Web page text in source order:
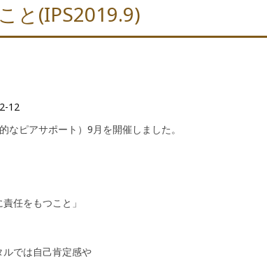
と(IPS2019.9)
12
なピアサポート）9月を開催しました。
責任をもつこと」
ルでは自己肯定感や